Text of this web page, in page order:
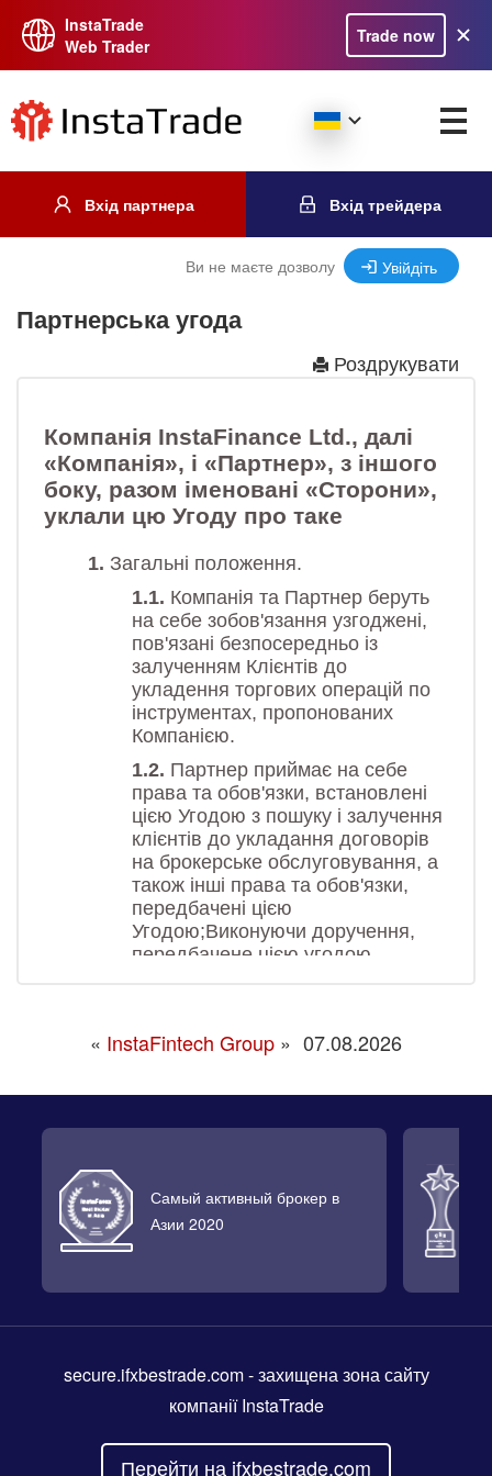
InstaTrade
Web Trader
Trade now
Вхід партнера Вхід трейдера
Ви не маєте дозволу Увійдіть
Партнерська угода
Роздрукувати
« InstaFintech Group » 07.08.2026
Самый активный брокер в
Азии 2020
secure.ifxbestrade.com- захищена зона сайту
компанії InstaTrade
Перейти на ifxbestrade.com